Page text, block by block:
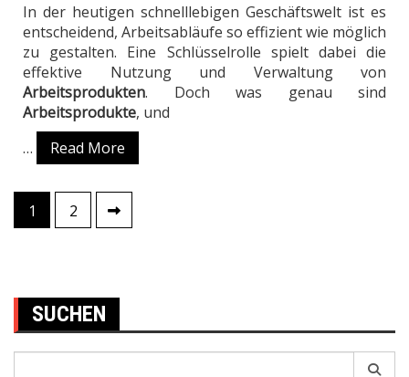
In der heutigen schnelllebigen Geschäftswelt ist es
entscheidend, Arbeitsabläufe so effizient wie möglich
zu gestalten. Eine Schlüsselrolle spielt dabei die
effektive Nutzung und Verwaltung von
Arbeitsprodukten. Doch was genau sind
Arbeitsprodukte, und
…
Read More
Posts
1 2
SUCHEN